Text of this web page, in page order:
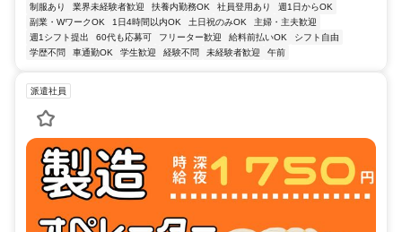
制服あり 業界未経験者歓迎 扶養内勤務OK 社員登用あり
週1日からOK
副業・WワークOK
1日4時間以内OK 土日祝のみOK
主婦・主夫歓迎
週1シフト提出
60代も応募可 フリーター歓迎 給料前払いOK
シフト自由
学歴不問
車通勤OK 学生歓迎 経験不問 未経験者歓迎 午前
派遣社員